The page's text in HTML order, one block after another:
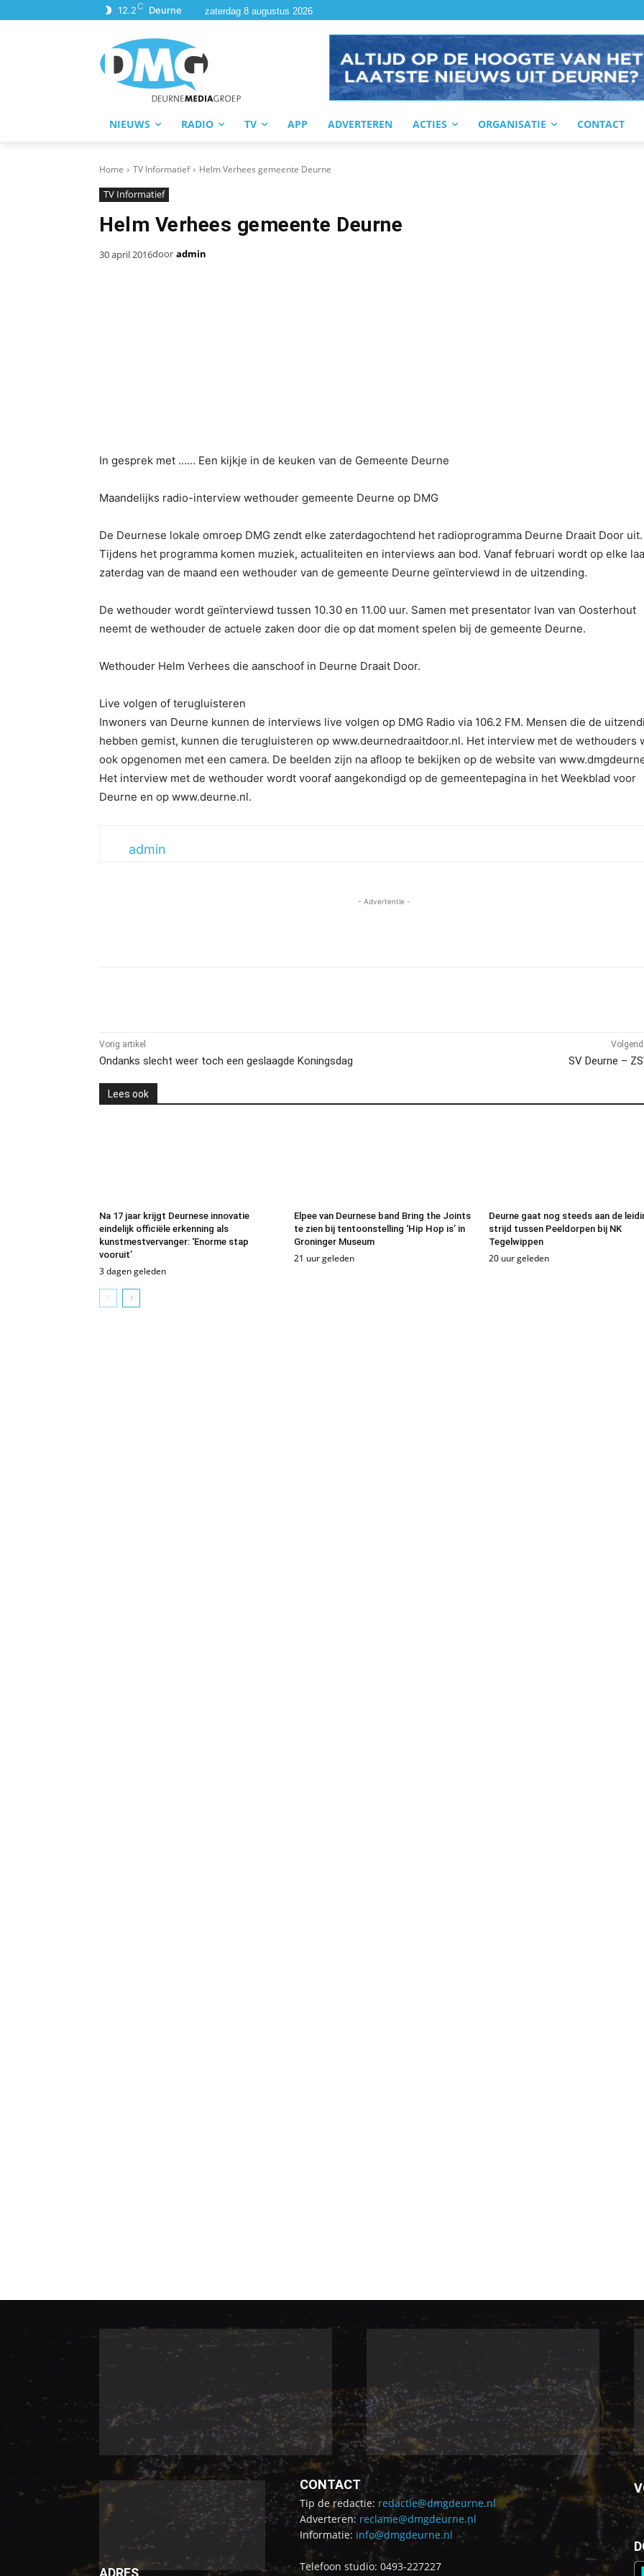
12.2C Deurne zaterdag 8 augustus 2026
NIEUWS RADIO TV APP ADVERTEREN ACTIES ORGANISATIE CONTACT
Home TV Informatief Helm Verhees gemeente Deurne
TV Informatief
Helm Verhees gemeente Deurne
30 april 2016door admin
In gesprek met …… Een kijkje in de keuken van de Gemeente Deurne
Maandelijks radio-interview wethouder gemeente Deurne op DMG
De Deurnese lokale omroep DMG zendt elke zaterdagochtend het radioprogramma Deurne Draait Door uit.
Tijdens het programma komen muziek, actualiteiten en interviews aan bod. Vanaf februari wordt op elke
zaterdag van de maand een wethouder van de gemeente Deurne geïnterviewd in de uitzending.
De wethouder wordt geïnterviewd tussen 10.30 en 11.00 uur. Samen met presentator Ivan van Oosterhout
neemt de wethouder de actuele zaken door die op dat moment spelen bij de gemeente Deurne.
Wethouder Helm Verhees die aanschoof in Deurne Draait Door.
Live volgen of terugluisteren
Inwoners van Deurne kunnen de interviews live volgen op DMG Radio via 106.2 FM. Mensen die de
hebben gemist, kunnen die terugluisteren op www.deurnedraaitdoor.nl. Het interview met de wethouders
ook opgenomen met een camera. De beelden zijn na afloop te bekijken op de website van
Het interview met de wethouder wordt vooraf aangekondigd op de gemeentepagina in het Weekblad voor
Deurne en op www.deurne.nl.
admin
- Advertentie -
Vorig artikel
Ondanks slecht weer toch een geslaagde Koningsdag SV Deurne –
Lees ook
Na 17 jaar krijgt Deurnese innovatie
eindelijk officiële erkenning als
kunstmestvervanger: ‘Enorme stap
vooruit’
3 dagen geleden
Elpee van Deurnese band Bring the Joints
te zien bij tentoonstelling ‘Hip Hop is’ in
Groninger Museum
21 uur geleden
Deurne gaat nog steeds aan de
strijd tussen Peeldorpen bij NK
Tegelwippen
20 uur geleden
CONTACT
Tip de redactie: redactie@dmgdeurne.nl
Adverteren: reclame@dmgdeurne.nl
Informatie: info@dmgdeurne.nl
Telefoon studio: 0493-227227